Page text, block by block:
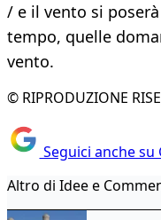
/ e il vento si
tempo, quelle
vento.
© RIPRODUZIONE
Seguici anche
Altro di Idee e